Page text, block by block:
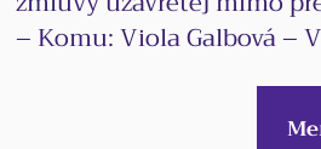
– Komu: Viola Galbová –